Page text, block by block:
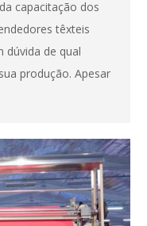
capacitação dos
têxteis
dúvida de qual
produção. Apesar